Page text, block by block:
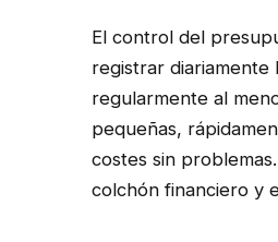
El control del
registrar diariamente
regularmente al
pequeñas,
costes sin
colchón financiero y